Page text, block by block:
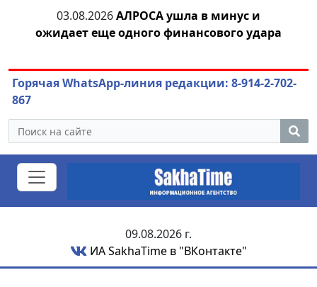
03.08.2026АЛРОСА ушла в минус и
ожидает еще одного финансового удара
Горячая WhatsApp-линия редакции: 8-914-2-702-
867
09.08.2026 г.
ИА SakhaTime в "ВКонтакте"